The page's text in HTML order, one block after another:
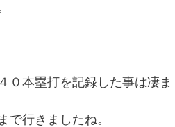
本塁打を記録した事は凄ま
で行きましたね。